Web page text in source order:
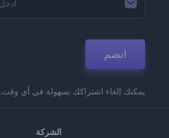
انضم
يمكنك إلغاء اشتراكك بسهولة في أي وقت.
الشركة